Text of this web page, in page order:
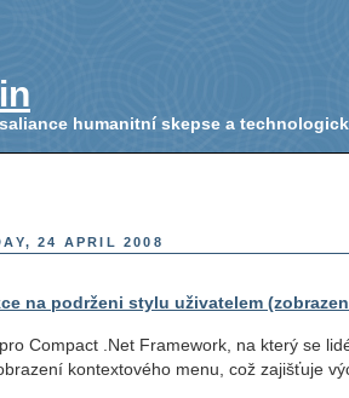
humanitní skepse a
24 APRIL 2008
na podrženi stylu uživatelem
Compact .Net Framework, na který se
kontextového menu, což zajišťuje